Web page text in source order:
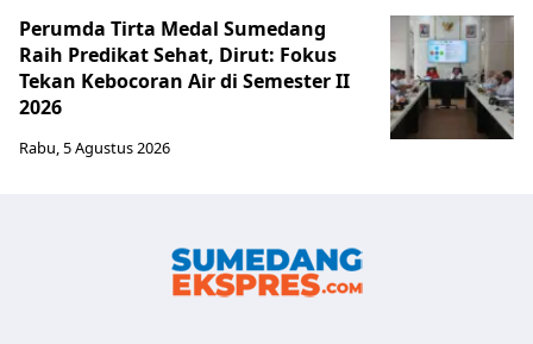
Perumda Tirta Medal Sumedang
Raih Predikat Sehat, Dirut: Fokus
Tekan Kebocoran Air di Semester II
2026
Rabu, 5 Agustus 2026